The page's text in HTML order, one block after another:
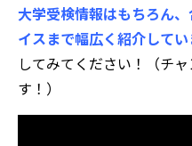
大学受検情報はもちろん
イスまで幅広く紹介してい
してみてください！（チ
す！）